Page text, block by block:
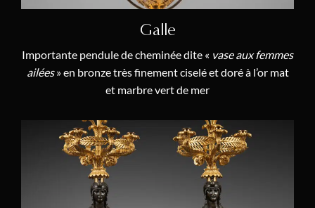
André-Charles Boulle (2)
(1)
Philippe Caffieri (1)
Edme-Jean Causard (1)
Joseph Coteau (7)
Charles Cressent
Antoine Cronier
Galle
Importante pendule de cheminée dite « vase aux femmes
ailées» en bronze très finement ciselé et doré à l’or mat
et marbre vert de mer